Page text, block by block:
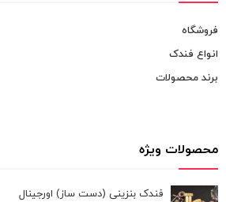
فروشگاه
انواع فندک
برند محصولات
محصولات ویژه
فندک بنزینی (دست ساز) اورجینال